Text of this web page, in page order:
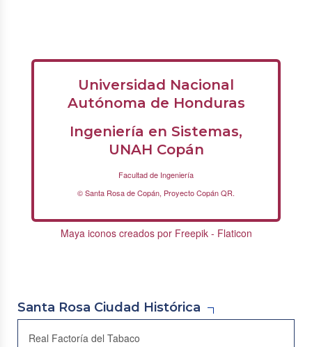
Universidad Nacional
Autónoma de Honduras
Ingeniería en Sistemas,
UNAH Copán
Facultad de Ingeniería
© Santa Rosa de Copán, Proyecto Copán QR.
Maya iconos creados por Freepik - Flaticon
Santa Rosa Ciudad Histórica
Real Factoría del Tabaco